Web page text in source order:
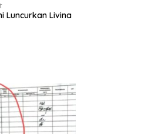
Luncurkan Livina